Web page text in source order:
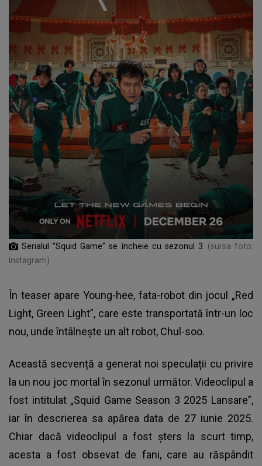
Serialul ”Squid Game” se încheie cu sezonul 3
(sursa foto:
Instagram)
În teaser apare Young-hee, fata-robot din jocul „Red
Light, Green Light”, care este transportată într-un loc
nou, unde întâlnește un alt robot, Chul-soo.
Această secvență a generat noi speculații cu privire
la un nou joc mortal în sezonul următor. Videoclipul a
fost intitulat „Squid Game Season 3 2025 Lansare”,
iar în descrierea sa apărea data de 27 iunie 2025.
Chiar dacă videoclipul a fost șters la scurt timp,
acesta a fost obsevat de fani, care au răspândit